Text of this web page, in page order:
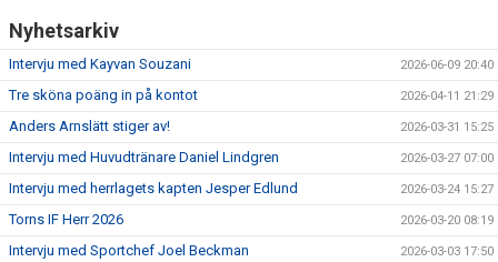
Nyhetsarkiv
Intervju med Kayvan Souzani 2026-06-09 20:40
Tre sköna poäng in på kontot 2026-04-11 21:29
Anders Arnslätt stiger av! 2026-03-31 15:25
Intervju med Huvudtränare Daniel Lindgren 2026-03-27 07:00
Intervju med herrlagets kapten Jesper Edlund 2026-03-24 15:27
Torns IF Herr 2026 2026-03-20 08:19
Intervju med Sportchef Joel Beckman 2026-03-03 17:50